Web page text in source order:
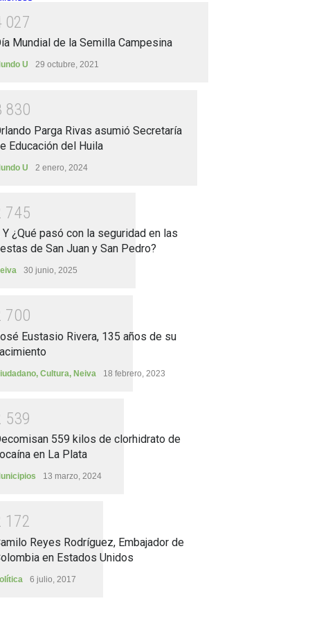
027
Mundial de la Semilla Campesina
U 29 octubre, 2021
830
Parga Rivas asumió Secretaría
Educación del Huila
U 2 enero, 2024
745
Y ¿Qué pasó con la seguridad en las
de San Juan y San Pedro?
30 junio, 2025
700
Eustasio Rivera, 135 años de su
, Cultura, Neiva 18 febrero, 2023
539
559 kilos de clorhidrato de
en La Plata
13 marzo, 2024
1 72
Reyes Rodríguez, Embajador de
en Estados Unidos
6 julio, 2017